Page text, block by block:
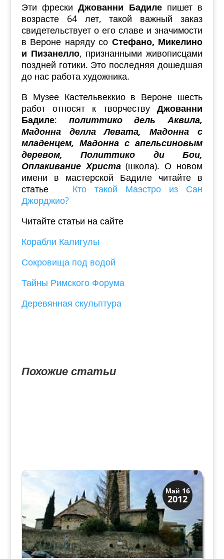
Эти фрескиДжованни Бадилепишет в
возрасте 64 лет, такой важный заказ
свидетельствует о его славе и значимости
в Вероне наряду со Стефано, Микелино
и Пизанелло, признанными живописцами
поздней готики. Это последняя дошедшая
до нас работа художника.
В Музее Кастельвеккио в Вероне шесть
работ относят к творчествуДжованни
Бадиле: политтико дель Аквила,
Мадонна делла Левата, Мадонна с
младенцем, Мадонна с апельсиновым
деревом, Политтико ди Бои,
Оплакивание Христа(школа). О новом
имени в мастерской Бадиле читайте в
статье
Кто такой Маэстро из Сан
Джорджио?
Читайте статьи на сайте
Корабли Калигулы
Сокровища под водой
Тайны Римского Форума
Деревянная скульптура
Похожие статьи
Май 16
2012
Скрытая Верона
Церкви